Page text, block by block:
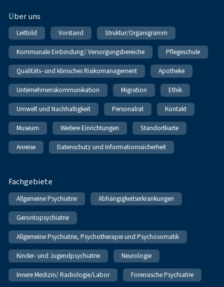
Über uns
Leitbild Vorstand Struktur/Organigramm
Kommunale Einbindung/ Versorgungsbereiche Pflegeschule
Qualitäts- und klinisches Risikomanagement Apotheke
Unternehmenskommunikation Migration Ethik
Umwelt und Nachhaltigkeit Personalrat Kontakt
Museum Weitere Einrichtungen Standortkarte
Anreise Datenschutz und Informationssicherheit
Fachgebiete
Allgemeine Psychiatrie Abhängigkeitserkrankungen
Gerontopsychiatrie
Allgemeine Psychiatrie, Psychotherapie und Psychosomatik
Kinder- und Jugendpsychiatrie Neurologie
Innere Medizin/ Radiologie/Labor Forensische Psychiatrie